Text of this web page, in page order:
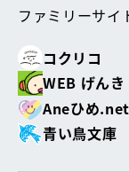
ファミリーサイ
コクリコ
WEB げんき
Aneひめ.net
青い鳥文庫